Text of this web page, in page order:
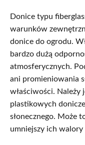
Donice typu
warunków
donice do ogrodu.
bardzo dużą
atmosferycznych.
ani promieniowania
właściwości. Należy
plastikowych
słonecznego. Może
umniejszy ich walory